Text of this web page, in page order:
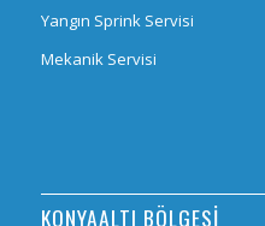
Yangın Sprink Servisi
Mekanik Servisi
KONYAALTI BÖLGESI